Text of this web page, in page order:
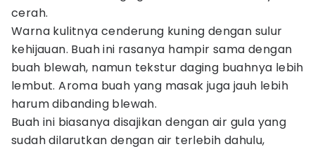
cerah.
Warna kulitnya cenderung kuning dengan sulur
kehijauan. Buah ini rasanya hampir sama dengan
buah blewah, namun tekstur daging buahnya lebih
lembut. Aroma buah yang masak juga jauh lebih
harum dibanding blewah.
Buah ini biasanya disajikan dengan air gula yang
sudah dilarutkan dengan air terlebih dahulu,